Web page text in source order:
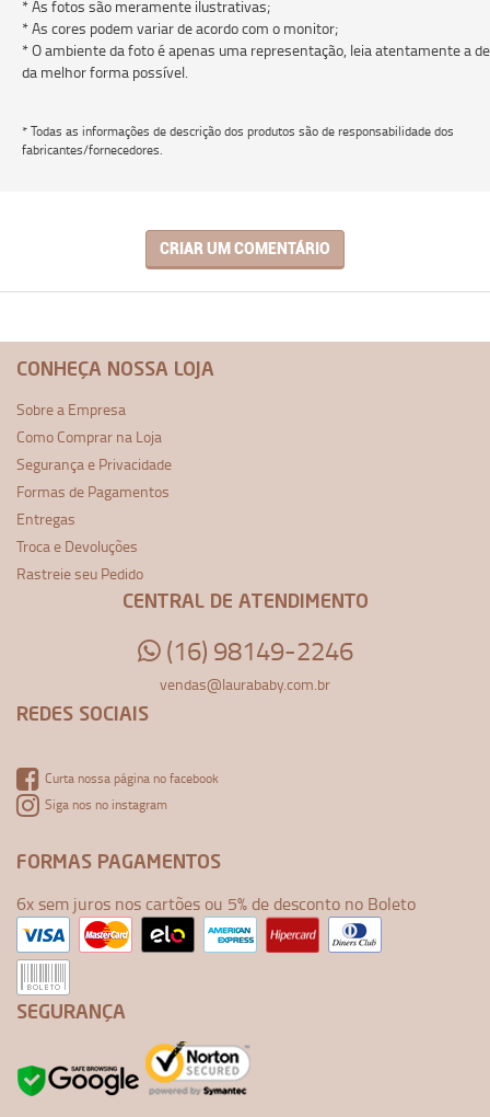
* As fotos são meramente ilustrativas;
* As cores podem variar de acordo com o monitor;
* O ambiente da foto é apenas uma representação, leia atentamente a
da melhor forma possível.
* Todas as informações de descrição dos produtos são de responsabilidade dos
fabricantes/fornecedores.
CRIAR UM COMENTÁRIO
CONHEÇA NOSSA LOJA
Sobre a Empresa
Como Comprar na Loja
Segurança e Privacidade
Formas de Pagamentos
Entregas
Troca e Devoluções
Rastreie seu Pedido
CENTRAL DE ATENDIMENTO
(16) 98149-2246
vendas@laurababy.com.br
REDES SOCIAIS
Curta nossa página no facebook
Siga nos no instagram
FORMAS PAGAMENTOS
6x sem juros nos cartões ou 5% de desconto no Boleto
SEGURANÇA